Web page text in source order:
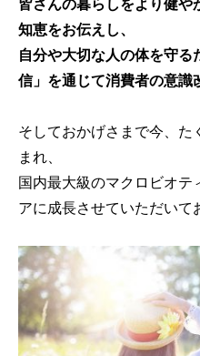
皆さんの暮らしをより健
知恵をお伝えし、
自分や大切な人の体を守
信」を通じて消費者の意識
そしておかげさまで今、
まれ、
国内最大級のマクロビオテ
アに成長させていただいて